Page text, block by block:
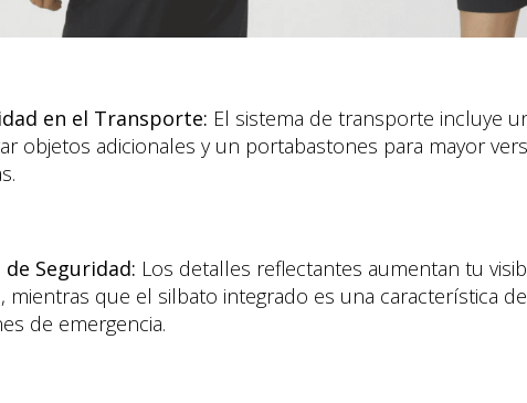
en el Transporte: El sistema de transporte incluye
objetos adicionales y un portabastones para mayor
de Seguridad: Los detalles reflectantes aumentan tu
mientras que el silbato integrado es una característica
de emergencia.